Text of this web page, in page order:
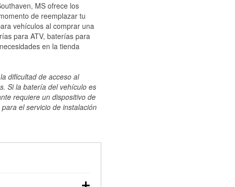
MS ofrece los
de reemplazar tu
vehículos al comprar una
para ATV, baterías para
en la tienda
dificultad de acceso al
Si la batería del vehículo es
requiere un dispositivo de
el servicio de instalación